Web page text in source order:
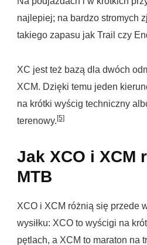
najlepiej; na bardzo stromych
takiego zapasu jak Trail czy
XC jest też bazą dla dwóch
XCM. Dzięki temu jeden
na krótki wyścig techniczny
terenowy. [5]
Jak XCO i XCM
MTB
XCO i XCM różnią się przede
wysiłku: XCO to wyścigi na
pętlach, a XCM to maraton na